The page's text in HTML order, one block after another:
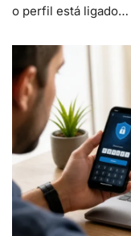
o perfil está ligado…